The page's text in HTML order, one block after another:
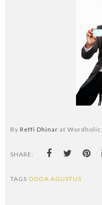
By Reffi Dhinar at Wordholic
SHARE:
TAGS ODOA AGUSTUS